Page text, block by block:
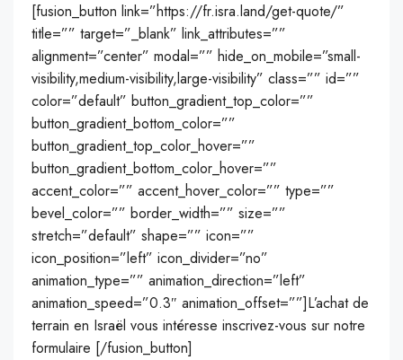
[fusion_button link=”https://fr.isra.land/get-quote/”
title=”” target=”_blank” link_attributes=””
alignment=”center” modal=”” hide_on_mobile=”small-
visibility,medium-visibility,large-visibility” class=”” id=””
color=”default” button_gradient_top_color=””
button_gradient_bottom_color=””
button_gradient_top_color_hover=””
button_gradient_bottom_color_hover=””
accent_color=”” accent_hover_color=”” type=””
bevel_color=”” border_width=”” size=””
stretch=”default” shape=”” icon=””
icon_position=”left” icon_divider=”no”
animation_type=”” animation_direction=”left”
animation_speed=”0.3″ animation_offset=””]L’achat de
terrain en Israël vous intéresse inscrivez-vous sur notre
formulaire [/fusion_button]